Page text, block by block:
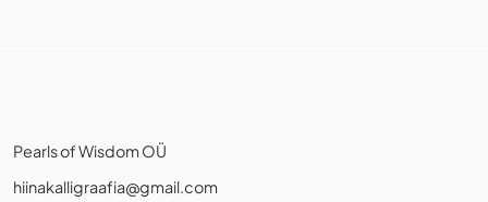
Pearls of Wisdom OÜ
hiinakalligraafia@gmail.com